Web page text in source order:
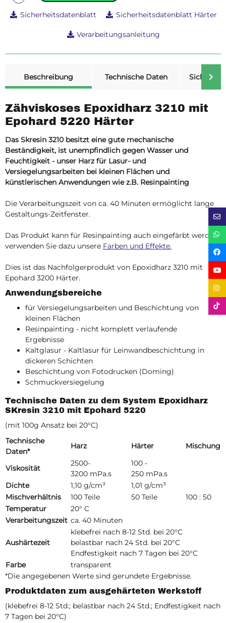
Sicherheitsdatenblatt Sicherheitsdatenblatt Härter
Verarbeitungsanleitung
Beschreibung
Technische Daten
Zähviskoses Epoxidharz 3210 mit
Epohard 5220 Härter
Das Skresin 3210 besitzt eine gute mechanische
Beständigkeit, ist unempfindlich gegen Wasser und
Feuchtigkeit - unser Harz für Lasur- und
Versiegelungsarbeiten bei kleinen Flächen und
künstlerischen Anwendungen wie z.B. Resinpainting
Die Verarbeitungszeit von ca. 40 Minuten ermöglicht lange
Gestaltungs-Zeitfenster.
Das Produkt kann für Resinpainting auch eingefärbt werden,
verwenden Sie dazu unsere Farben und Effekte.
Dies ist das Nachfolgerprodukt von Epoxidharz 3210 mit
Epohard 3200 Härter.
Anwendungsbereiche
für Versiegelungsarbeiten und Beschichtung von
kleinen Flächen
Resinpainting - nicht komplett verlaufende
Ergebnisse
Kaltglasur - Kaltlasur für Leinwandbeschichtung in
dickeren Schichten
Beschichtung von Fotodrucken (Doming)
Schmuckversiegelung
Technische Daten zu dem System Epoxidharz
SKresin 3210 mit Epohard 5220
(mit 100g Ansatz bei 20°C)
Technische
Daten*
Harz Härter Mischung
Viskosität
2500-
3200 mPa.s
100 -
250 mPa.s
Dichte
1,10 g/cm³
1,01 g/cm³
Mischverhältnis
100 Teile 50 Teile
100 : 50
Temperatur
20° C
Verarbeitungszeit ca. 40 Minuten
Aushärtezeit
klebefrei nach 8-12 Std. bei 20°C
belastbar nach 24 Std. bei 20°C
Endfestigkeit nach 7 Tagen bei 20°C
Farbe
transparent
*Die angegebenen Werte sind gerundete Ergebnisse.
Produktdaten zum ausgehärteten Werkstoff
(klebefrei 8-12 Std.; belastbar nach 24 Std.; Endfestigkeit nach
7 Tagen bei 20°C)